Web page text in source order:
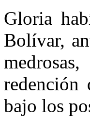
Gloria
Bolívar,
redención
bajo los